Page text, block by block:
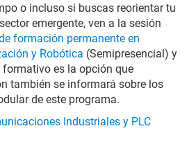
o incluso si buscas reorientar tu
emergente, ven a la sesión
formación permanente en
y Robótica (Semipresencial) y
es la opción que
también se informará sobre los
de este programa.
Industriales y PLC